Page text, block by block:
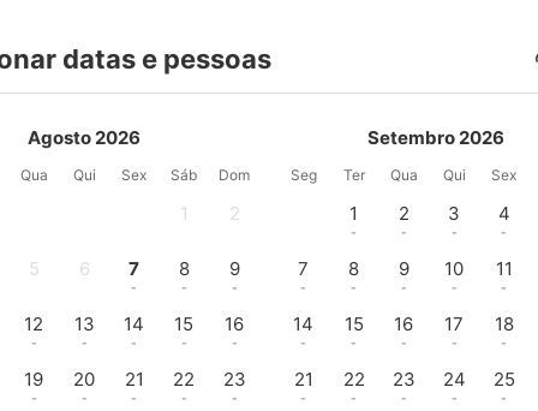
datas e pessoas
Agosto 2026
Qua Qui Sex Sáb Dom
1 2
5 6 7
-
8
-
9
-
12
-
13
-
14
-
15
-
16
-
19
-
20
-
21
-
22
-
23
-
Setembro 2026
Seg Ter Qua Qui Sex
1
-
2
-
3
-
4
-
7
-
8
-
9
-
10
-
11
-
14
-
15
-
16
-
17
-
18
-
21
-
22
-
23
-
24
-
25
-